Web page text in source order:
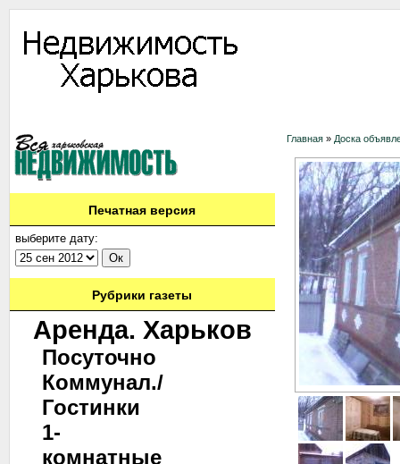
Печатная версия
выберите дату:
Рубрики газеты
Аренда. Харьков
Посуточно
Коммунал./
Гостинки
1-
комнатные
Главная » Доска